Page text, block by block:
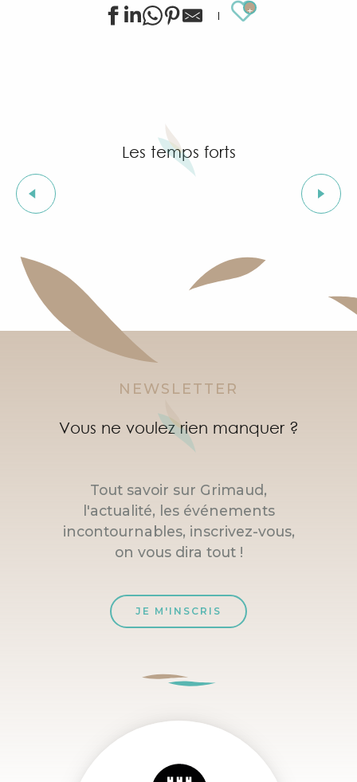
Ajouter
"Cartel del Chipo" à l'After Beach
Exposition d'art tribal Gond "Jungle indienne" par
Grimaud Art Urbain - Festival de street art
Visite guidée du village de Grimaud (guide privée)
Exposition "Le château de Grimaud"
"SOS Cartel Radio" à l'After Beach
Les temps forts
NEWSLETTER
Vous ne voulez rien manquer ?
Tout savoir sur Grimaud,
l'actualité, les événements
incontournables, inscrivez-vous,
on vous dira tout !
JE M'INSCRIS